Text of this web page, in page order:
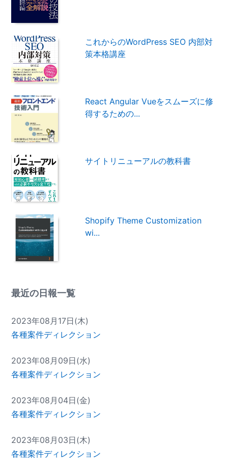
これからのWordPress SEO 内部対
策本格講座
React Angular Vueをスムーズに修
得するための...
サイトリニューアルの教科書
Shopify Theme Customization
wi...
最近の日報一覧
2023年08月17日(木)
各種案件ディレクション
2023年08月09日(水)
各種案件ディレクション
2023年08月04日(金)
各種案件ディレクション
2023年08月03日(木)
各種案件ディレクション